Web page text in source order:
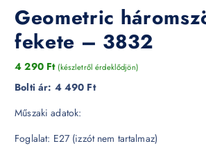
Geometric
fekete – 3832
4 290 Ft (készletről érdeklődjön)
Bolti ár: 4 490 Ft
Műszaki adatok:
Foglalat: E27 (izzót nem tartalmaz)